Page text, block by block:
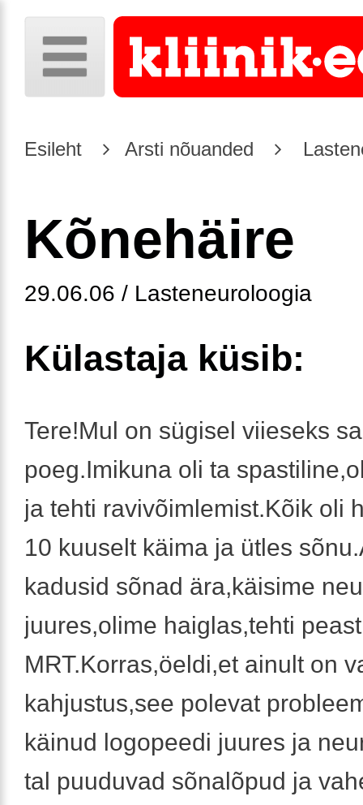
Esileht Arsti nõuanded
Kõnehäire
29.06.06 / Lasteneuroloogia
Külastaja küsib:
Tere!Mul on sügisel viieseks
poeg.Imikuna oli ta
ja tehti ravivõimlemist.Kõik oli
10 kuuselt käima ja ütles
kadusid sõnad ära,käisime
juures,olime haiglas,tehti peast
MRT.Korras,öeldi,et ainult on
kahjustus,see polevat
käinud logopeedi juures ja
tal puuduvad sõnalõpud ja